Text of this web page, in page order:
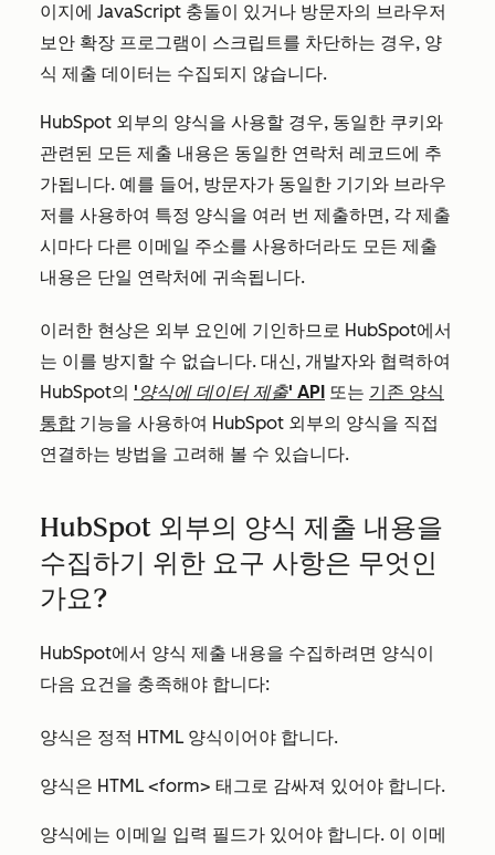
이지에 JavaScript 충돌이 있거나 방문자의 브라우저
보안 확장 프로그램이 스크립트를 차단하는 경우, 양
식 제출 데이터는 수집되지 않습니다.
HubSpot 외부의 양식을 사용할 경우, 동일한 쿠키와
관련된 모든 제출 내용은 동일한 연락처 레코드에 추
가됩니다. 예를 들어, 방문자가 동일한 기기와 브라우
저를 사용하여 특정 양식을 여러 번 제출하면, 각 제출
시마다 다른 이메일 주소를 사용하더라도 모든 제출
내용은 단일 연락처에 귀속됩니다.
이러한 현상은 외부 요인에 기인하므로 HubSpot에서
는 이를 방지할 수 없습니다. 대신, 개발자와 협력하여
HubSpot의 '양식에 데이터 제출' API 또는 기존 양식
통합 기능을 사용하여 HubSpot 외부의 양식을 직접
연결하는 방법을 고려해 볼 수 있습니다.
HubSpot 외부의 양식 제출 내용을
수집하기 위한 요구 사항은 무엇인
가요?
HubSpot에서 양식 제출 내용을 수집하려면 양식이
다음 요건을 충족해야 합니다:
양식은 정적 HTML 양식이어야 합니다.
양식은 HTML <form> 태그로 감싸져 있어야 합니다.
양식에는 이메일 입력 필드가 있어야 합니다. 이 이메